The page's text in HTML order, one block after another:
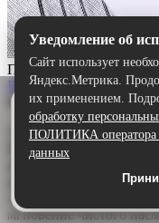
Прага
Выбрать
Описание:
Торт «Прага» —
Воздушный бисквит,
нежный сливочно-
создавая идеальную
мгновение чистого
Удобнее в
Скачайте
чем через сайт.
Уведомление об
Сайт использует
Яндекс.Метрика.
их применением.
обработку
ПОЛИТИКА оператора
данных